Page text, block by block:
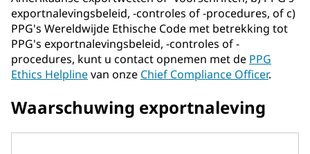
exportnalevingsbeleid, -controles of -procedures, of c)
PPG's Wereldwijde Ethische Code met betrekking tot
PPG's exportnalevingsbeleid, -controles of -
procedures, kunt u contact opnemen met de PPG
Ethics Helplinevan onze Chief Compliance Officer.
Waarschuwing exportnaleving